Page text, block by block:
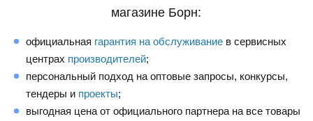
магазине Борн:
официальная гарантия на обслуживание в сервисных
центрах производителей;
персональный подход на оптовые запросы, конкурсы,
тендеры и проекты;
выгодная цена от официального партнера на все товары